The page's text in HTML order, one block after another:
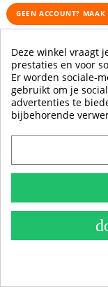
GEEN ACCOUNT?
Contact & Account
Producten
Deze winkel vraagt
prestaties en voor
Er worden sociale-
gebruikt om je
advertenties te
bijbehorende